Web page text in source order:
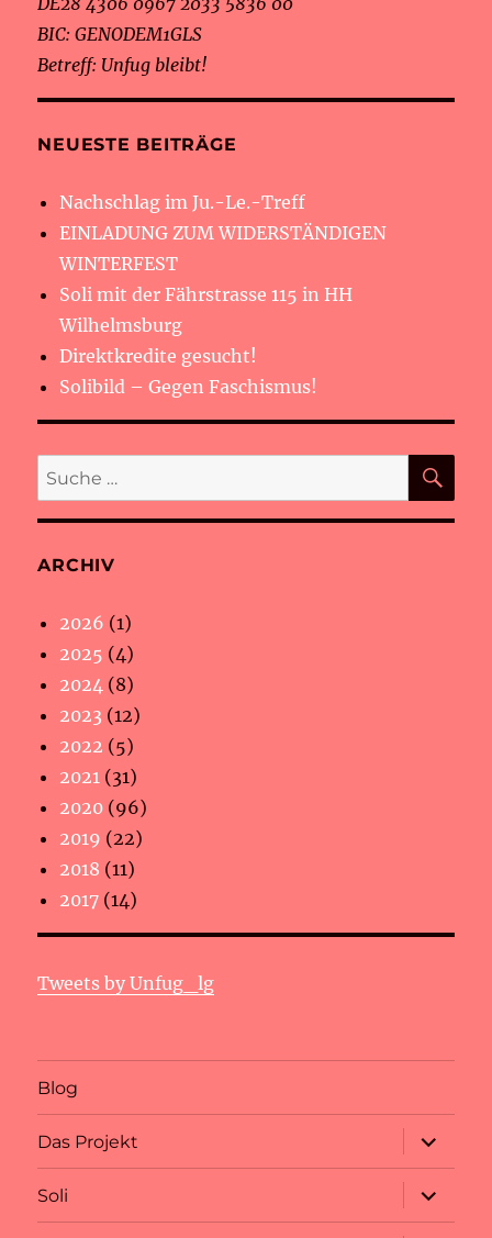
BIC: GENODEM1GLS
Betreff: Unfug bleibt!
NEUESTE BEITRÄGE
Nachschlag im Ju.-Le.-Treff
EINLADUNG ZUM WIDERSTÄNDIGEN
WINTERFEST
Soli mit der Fährstrasse 115 in HH
Wilhelmsburg
Direktkredite gesucht!
Solibild – Gegen Faschismus!
Suche
nach:
ARCHIV
2026 (1)
2025 (4)
2024 (8)
2023 (12)
2022 (5)
2021 (31)
2020 (96)
2019 (22)
2018 (11)
2017 (14)
Tweets by Unfug_lg
Blog
Das Projekt
anzeigen
Soli
anzeigen